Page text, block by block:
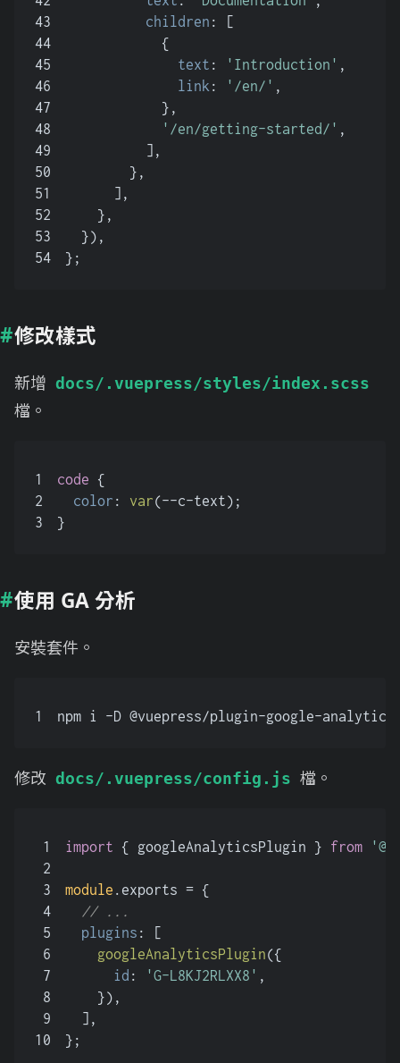
43
44
45
46
47
48
49
50
51
52
53
54
children : [
            {
text : 'Introduction' ,
link : '/en/' ,
            },
'/en/getting-started/' ,
          ],
        },
      ],
    },
  }),
};
修改樣式
新增 docs/.vuepress/styles/index.scss
檔。
1
2
3
code {
color : var(--c-text);
}
使用 GA 分析
安裝套件。
1 npm i -D @vuepress/plugin-google-
修改 docs/.vuepress/config.js 檔。
1
2
3
4
5
6
7
8
9
10
import { googleAnalyticsPlugin } from
module . exports = {
// ...
plugins : [
googleAnalyticsPlugin({
id : 'G-L8KJ2RLXX8' ,
    }),
  ],
};